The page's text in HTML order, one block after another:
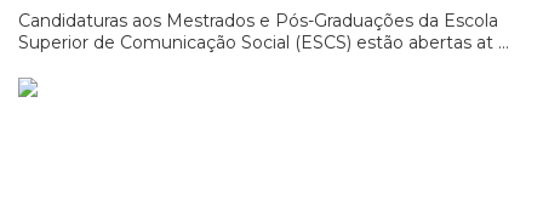
Candidaturas aos Mestrados e Pós-Graduações da Escola
Superior de Comunicação Social (ESCS) estão abertas at ...